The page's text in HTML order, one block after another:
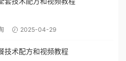
2025-04-29
技术配方和视频教程